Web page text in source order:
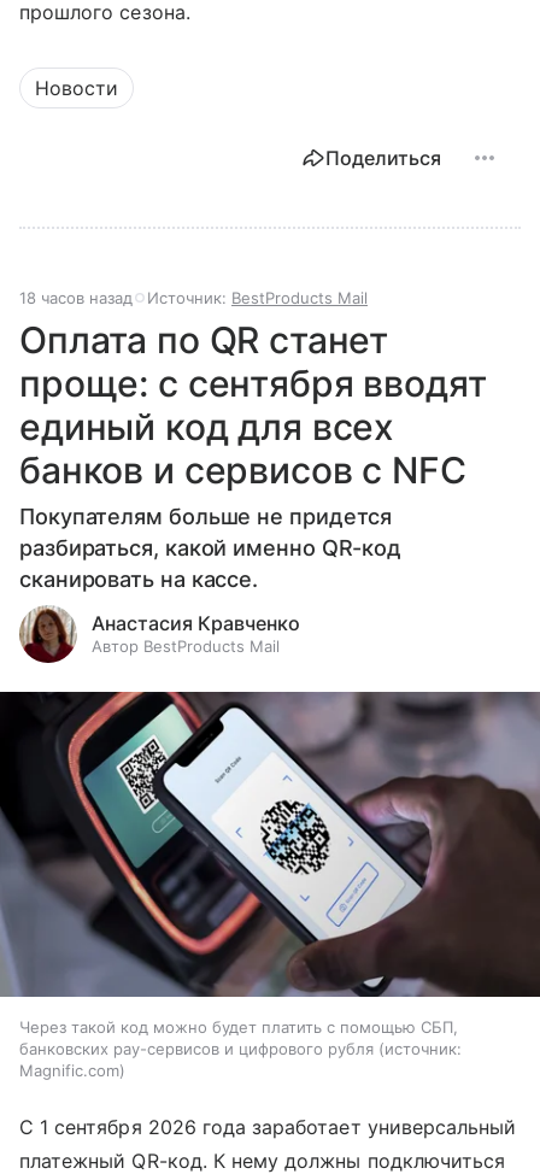
прошлого сезона.
Новости
Поделиться
18 часов назад Источник: BestProducts Mail
Оплата по QR станет
проще: с сентября вводят
единый код для всех
банков и сервисов с NFC
Покупателям больше не придется
разбираться, какой именно QR-код
сканировать на кассе.
Анастасия Кравченко
Автор BestProducts Mail
Через такой код можно будет платить с помощью СБП,
банковских pay-сервисов и цифрового рубля
источник:
Magnific.com
С 1 сентября 2026 года заработает универсальный
платежный QR-код. К нему должны подключиться